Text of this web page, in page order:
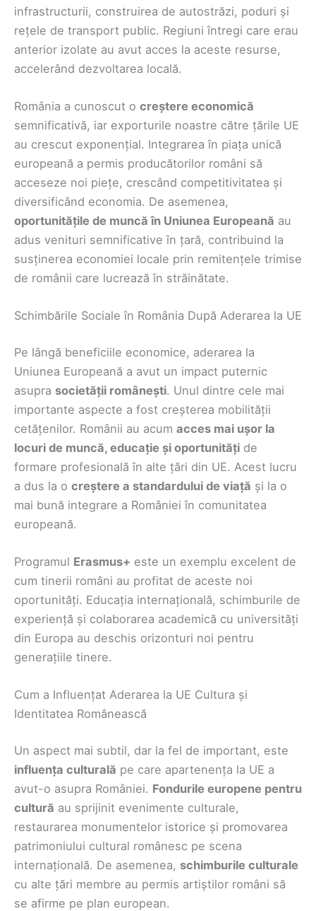
infrastructurii, construirea de autostrăzi, poduri și
rețele de transport public. Regiuni întregi care erau
anterior izolate au avut acces la aceste resurse,
accelerând dezvoltarea locală.
România a cunoscut o creștere economică
semnificativă, iar exporturile noastre către țările UE
au crescut exponențial. Integrarea în piața unică
europeană a permis producătorilor români să
acceseze noi piețe, crescând competitivitatea și
diversificând economia. De asemenea,
oportunitățile de muncă în Uniunea Europeană au
adus venituri semnificative în țară, contribuind la
susținerea economiei locale prin remitențele trimise
de românii care lucrează în străinătate.
Schimbările Sociale în România După Aderarea la UE
Pe lângă beneficiile economice, aderarea la
Uniunea Europeană a avut un impact puternic
asupra societății românești. Unul dintre cele mai
importante aspecte a fost creșterea mobilității
cetățenilor. Românii au acum acces mai ușor la
locuri de muncă, educație și oportunități de
formare profesională în alte țări din UE. Acest lucru
a dus la o creștere a standardului de viață și la o
mai bună integrare a României în comunitatea
europeană.
Programul Erasmus+ este un exemplu excelent de
cum tinerii români au profitat de aceste noi
oportunități. Educația internațională, schimburile de
experiență și colaborarea academică cu universități
din Europa au deschis orizonturi noi pentru
generațiile tinere.
Cum a Influențat Aderarea la UE Cultura și
Identitatea Românească
Un aspect mai subtil, dar la fel de important, este
influența culturală pe care apartenența la UE a
avut-o asupra României. Fondurile europene pentru
cultură au sprijinit evenimente culturale,
restaurarea monumentelor istorice și promovarea
patrimoniului cultural românesc pe scena
internațională. De asemenea, schimburile culturale
cu alte țări membre au permis artiștilor români să
se afirme pe plan european.